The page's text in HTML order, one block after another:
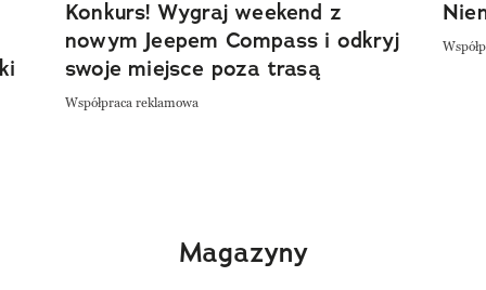
Konkurs! Wygraj weekend z
nowym Jeepem Compass i odkryj
swoje miejsce poza trasą
Współpraca reklamowa
Magazyny